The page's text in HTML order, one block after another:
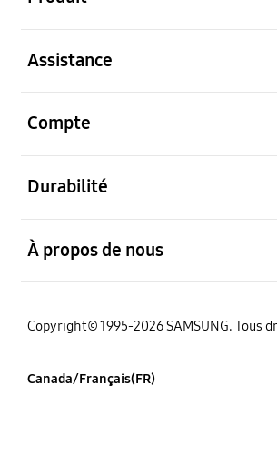
Assistance
Compte
Durabilité
À propos de nous
Copyright© 1995-2026 SAMSUNG. Tous
Canada/Français(FR)